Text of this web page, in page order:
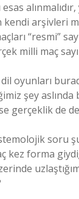
esas
arşivleri
“resmi”
milli maç
oyunları
şey aslında
gerçeklik de
soru
kez forma